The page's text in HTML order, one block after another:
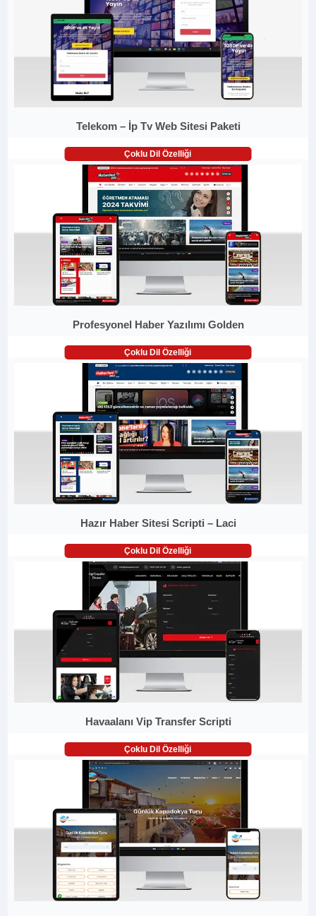
Telekom – İp Tv Web Sitesi Paketi
Çoklu Dil Özelliği
Profesyonel Haber Yazılımı Golden
Çoklu Dil Özelliği
Hazır Haber Sitesi Scripti – Laci
Çoklu Dil Özelliği
Havaalanı Vip Transfer Scripti
Çoklu Dil Özelliği